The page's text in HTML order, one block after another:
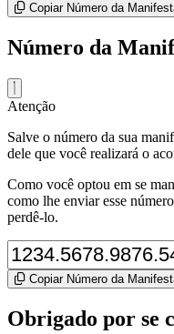
Copiar Número da
Número da
Atenção
Salve o número da sua
dele que você realizará o
Como você optou em se
como lhe enviar esse
perdê-lo.
Copiar Número da
Obrigado por se